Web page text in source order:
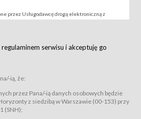
przez Usługodawcę drogą elektroniczną z
i filmowej (Akredytacje);
potwierdzające zawarcie umowy z
do wzięcia udziału w Wydarzeniu,
dla danego Wydarzenia, tj. uprawniające
w pojedynczych seansach filmowych,
regulaminem serwisu i akceptuję go
ią, że:
przez Pana/-ią danych osobowych będzie
z siedzibą w Warszawie (00-153) przy
(SNH);